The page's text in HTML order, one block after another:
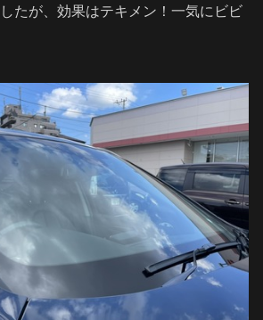
たが、効果はテキメン！一気にビビ